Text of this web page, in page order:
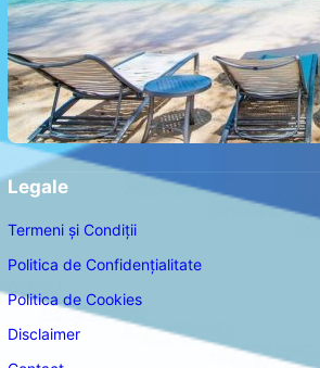
Legale
Termeni și Condiții
Politica de Confidențialitate
Politica de Cookies
Disclaimer